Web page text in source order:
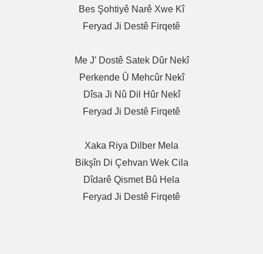
Bes Şohtiyê Narê Xwe Kî
Feryad Ji Destê Firqetê
Me J’ Dostê Satek Dûr Nekî
Perkende Û Mehcûr Nekî
Dîsa Ji Nû Dil Hûr Nekî
Feryad Ji Destê Firqetê
Xaka Riya Dilber Mela
Bikşîn Di Çehvan Wek Cila
Dîdarê Qismet Bû Hela
Feryad Ji Destê Firqetê